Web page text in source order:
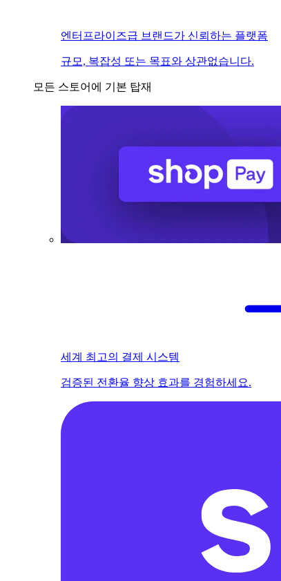
엔터프라이즈급 브랜드가 신뢰하는 플랫폼
규모, 복잡성 또는 목표와 상관없습니다.
모든 스토어에 기본 탑재
세계 최고의 결제 시스템
검증된 전환율 향상 효과를 경험하세요.